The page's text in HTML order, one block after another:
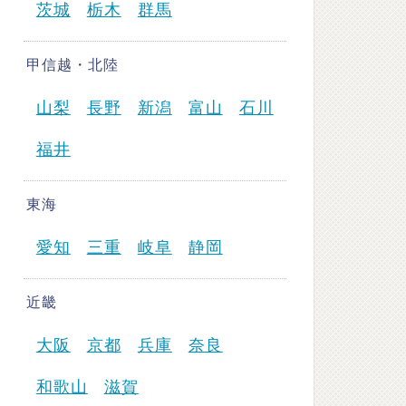
茨城 栃木 群馬
甲信越・北陸
山梨 長野 新潟 富山 石川
福井
東海
愛知 三重 岐阜 静岡
近畿
大阪 京都 兵庫 奈良
和歌山 滋賀